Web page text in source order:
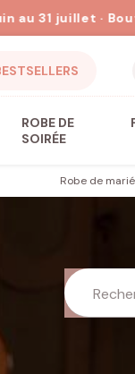
ROBE DE
SOIRÉE
Robe de